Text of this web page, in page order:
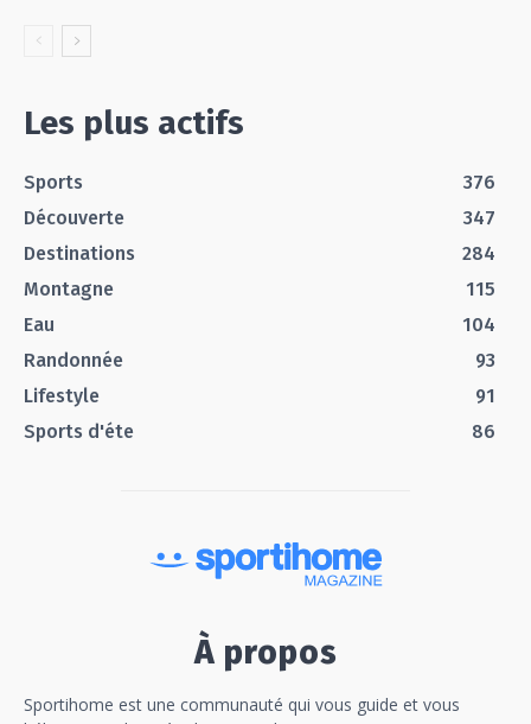
Les plus actifs
Sports
376
Découverte
347
Destinations
284
Montagne
115
Eau
104
Randonnée
93
Lifestyle
91
Sports d'éte
86
À propos
Sportihome est une communauté qui vous guide et vous